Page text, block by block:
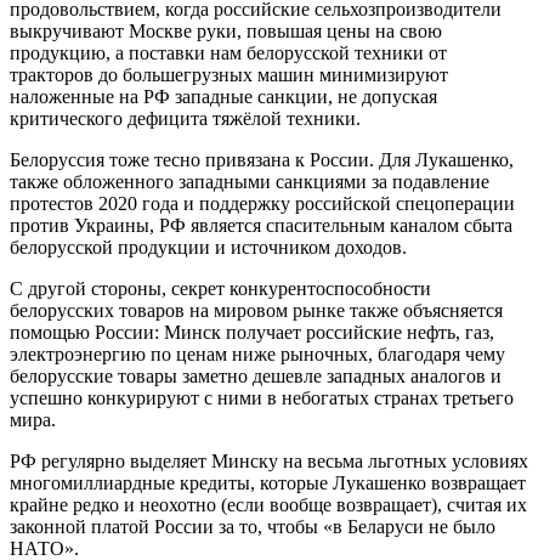
продовольствием, когда российские сельхозпроизводители
выкручивают Москве руки, повышая цены на свою
продукцию, а поставки нам белорусской техники от
тракторов до большегрузных машин минимизируют
наложенные на РФ западные санкции, не допуская
критического дефицита тяжёлой техники.
Белоруссия тоже тесно привязана к России. Для Лукашенко,
также обложенного западными санкциями за подавление
протестов 2020 года и поддержку российской спецоперации
против Украины, РФ является спасительным каналом сбыта
белорусской продукции и источником доходов.
С другой стороны, секрет конкурентоспособности
белорусских товаров на мировом рынке также объясняется
помощью России: Минск получает российские нефть, газ,
электроэнергию по ценам ниже рыночных, благодаря чему
белорусские товары заметно дешевле западных аналогов и
успешно конкурируют с ними в небогатых странах третьего
мира.
РФ регулярно выделяет Минску на весьма льготных условиях
многомиллиардные кредиты, которые Лукашенко возвращает
крайне редко и неохотно (если вообще возвращает), считая их
законной платой России за то, чтобы «в Беларуси не было
НАТО».